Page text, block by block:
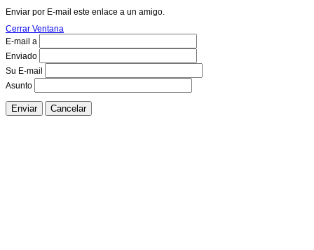
Enviar por E-mail este enlace a un amigo.
Cerrar Ventana
E-mail a
Enviado
Su E-mail
Asunto
Enviar Cancelar